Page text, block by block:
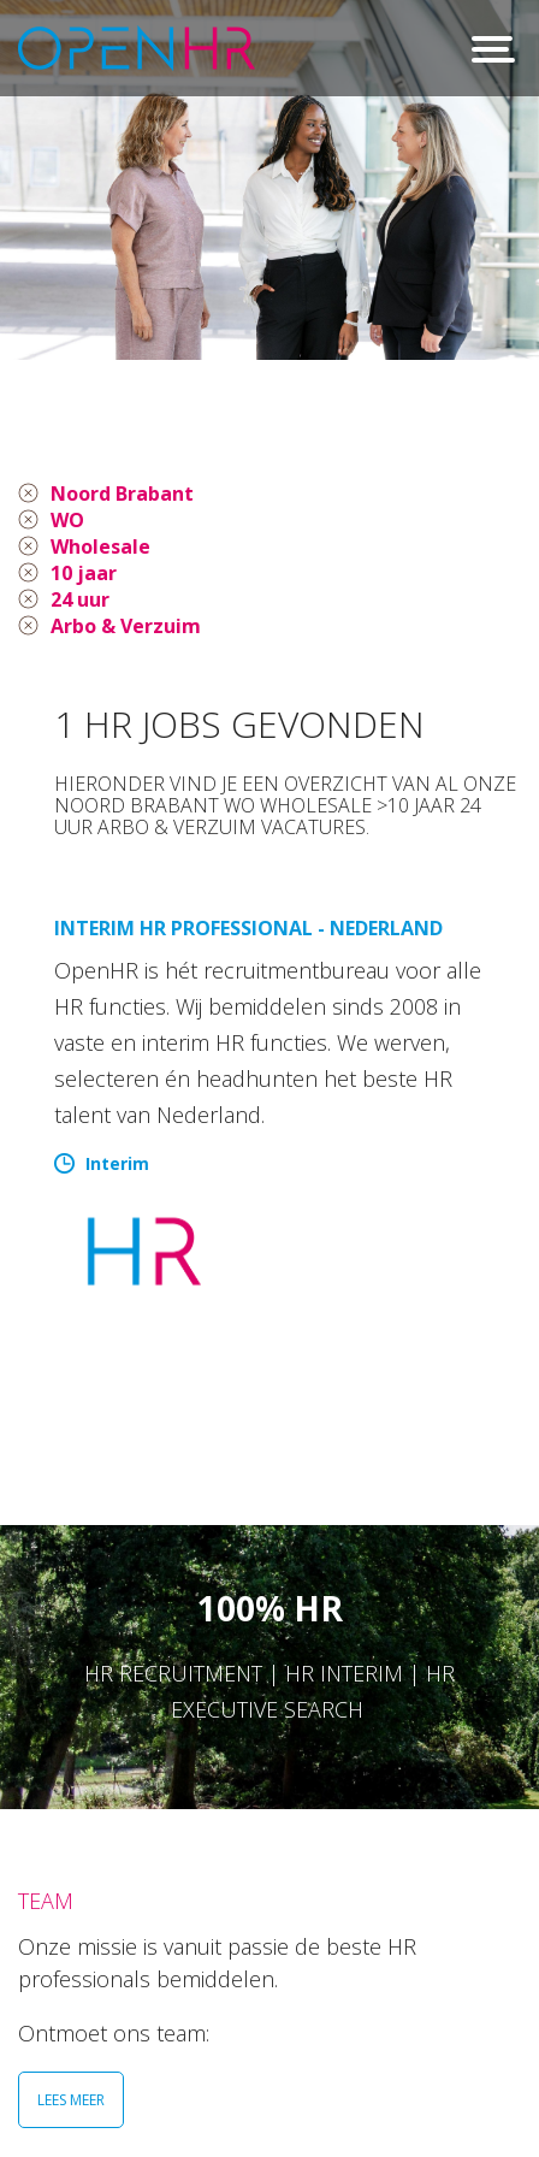
Noord Brabant
WO
Wholesale
10 jaar
24 uur
Arbo & Verzuim
1 HR JOBS GEVONDEN
HIERONDER VIND JE EEN OVERZICHT VAN AL ONZE
NOORD BRABANT WO WHOLESALE >10 JAAR 24
UUR ARBO & VERZUIM VACATURES.
INTERIM HR PROFESSIONAL - NEDERLAND
OpenHR is hét recruitmentbureau voor alle
HR functies. Wij bemiddelen sinds 2008 in
vaste en interim HR functies. We werven,
selecteren én headhunten het beste HR
talent van Nederland.
Interim
100% HR
HR RECRUITMENT | HR INTERIM | HR
EXECUTIVE SEARCH
TEAM
Onze missie is vanuit passie de beste HR
professionals bemiddelen.
Ontmoet ons team:
LEES MEER